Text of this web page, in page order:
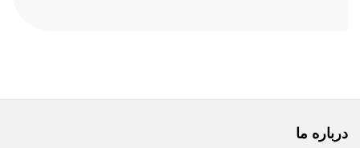
درباره ما